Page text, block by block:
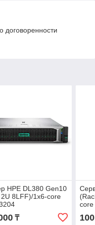
договоренности
HPE DL380 Gen10
8LFF)/1x6-core
16G/S100i/4x1GbE/1x500W
₸
core